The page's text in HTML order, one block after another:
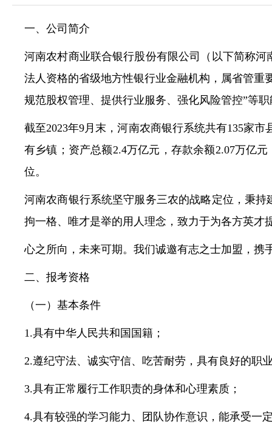
名单公示
常见问题
社会招聘
一、公司简介
河南农村商业联合银行股份有限公司（以下简称
法人资格的省级地方性银行业金融机构，属省管
规范股权管理、提供行业服务、强化风险管控”等
截至2023年9月末，河南农商银行系统共有135家
有乡镇；资产总额2.4万亿元，存款余额2.07万亿
位。
河南农商银行系统坚守服务三农的战略定位，秉
拘一格、唯才是举的用人理念，致力于为各方英才
心之所向，未来可期。我们诚邀有志之士加盟，携
二、报考资格
（一）基本条件
1.具有中华人民共和国国籍；
2.遵纪守法、诚实守信、吃苦耐劳，具有良好的职
3.具有正常履行工作职责的身体和心理素质；
4.具有较强的学习能力、团队协作意识，能承受一